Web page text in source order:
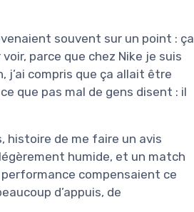
souvent sur un point : ça
parce que chez Nike je suis
j’ai compris que ça allait être
que pas mal de gens disent : il
histoire de me faire un avis
humide, et un match
performance compensaient ce
d’appuis, de